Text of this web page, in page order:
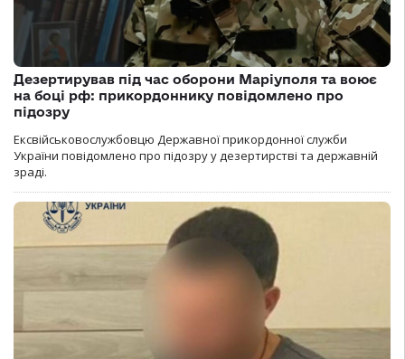
Дезертирував під час оборони Маріуполя та воює
на боці рф: прикордоннику повідомлено про
підозру
Ексвійськовослужбовцю Державної прикордонної служби
України повідомлено про підозру у дезертирстві та державній
зраді.